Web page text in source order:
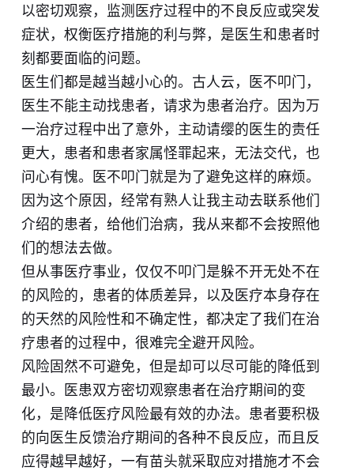
以密切观察，监测医疗过程中的不良反应或突发
症状，权衡医疗措施的利与弊，是医生和患者时
刻都要面临的问题。
医生们都是越当越小心的。古人云，医不叩门，
医生不能主动找患者，请求为患者治疗。因为万
一治疗过程中出了意外，主动请缨的医生的责任
更大，患者和患者家属怪罪起来，无法交代，也
问心有愧。医不叩门就是为了避免这样的麻烦。
因为这个原因，经常有熟人让我主动去联系他们
介绍的患者，给他们治病，我从来都不会按照他
们的想法去做。
但从事医疗事业，仅仅不叩门是躲不开无处不在
的风险的，患者的体质差异，以及医疗本身存在
的天然的风险性和不确定性，都决定了我们在治
疗患者的过程中，很难完全避开风险。
风险固然不可避免，但是却可以尽可能的降低到
最小。医患双方密切观察患者在治疗期间的变
化，是降低医疗风险最有效的办法。患者要积极
的向医生反馈治疗期间的各种不良反应，而且反
应得越早越好，一有苗头就采取应对措施才不会